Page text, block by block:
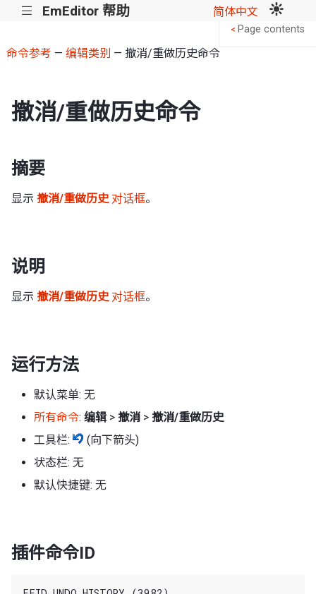
||| EmEditor 帮助 简体中文
命令参考 — 编辑类别 — 撤消/重做历史命令
撤消/重做历史命令
摘要
显示 撤消/重做历史 对话框。
说明
显示 撤消/重做历史 对话框。
运行方法
默认菜单: 无
所有命令: 编辑 > 撤消 > 撤消/重做历史
工具栏:
(向下箭头)
状态栏: 无
默认快捷键: 无
插件命令ID
< Page contents